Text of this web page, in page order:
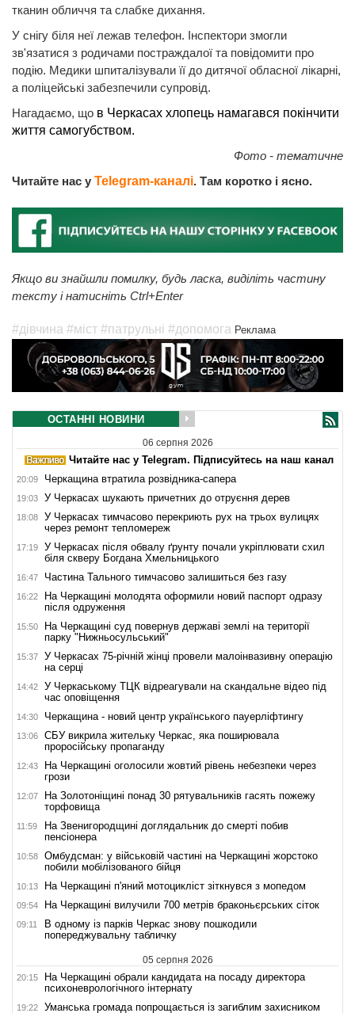
тканин обличчя та слабке дихання.
У снігу біля неї лежав телефон. Інспектори змогли
зв'язатися з родичами постраждалої та повідомити про
подію. Медики шпиталізували її до дитячої обласної лікарні,
а поліцейські забезпечили супровід.
Нагадаємо, що в Черкасах хлопець намагався покінчити
життя самогубством.
Фото - тематичне
Читайте нас у Telegram-каналі. Там коротко і ясно.
Якщо ви знайшли помилку, будь ласка, виділіть частину
тексту і натисніть Ctrl+Enter
#дівчина #міст #патрульні #допомога Реклама
ОСТАННІ НОВИНИ
06 серпня 2026
Читайте нас у Telegram. Підписуйтесь на наш канал
20:09 Черкащина втратила розвідника-сапера
19:03 У Черкасах шукають причетних до отруєння дерев
18:08
У Черкасах тимчасово перекриють рух на трьох вулицях
через ремонт тепломереж
17:19
У Черкасах після обвалу ґрунту почали укріплювати схил
біля скверу Богдана Хмельницького
16:47 Частина Тального тимчасово залишиться без газу
16:22
На Черкащині молодята оформили новий паспорт одразу
після одруження
15:50
На Черкащині суд повернув державі землі на території
парку "Нижньосульський"
15:37
У Черкасах 75-річній жінці провели малоінвазивну операцію
на серці
14:42
У Черкаському ТЦК відреагували на скандальне відео під
час оповіщення
14:30 Черкащина - новий центр українського пауерліфтингу
13:06
СБУ викрила жительку Черкас, яка поширювала
проросійську пропаганду
12:43
На Черкащині оголосили жовтий рівень небезпеки через
грози
12:07
На Золотоніщині понад 30 рятувальників гасять пожежу
торфовища
11:59
На Звенигородщині доглядальник до смерті побив
пенсіонера
10:58
Омбудсман: у військовій частині на Черкащині жорстоко
побили мобілізованого бійця
10:13 На Черкащині п'яний мотоцикліст зіткнувся з мопедом
09:54 На Черкащині вилучили 700 метрів браконьєрських сіток
09:11
В одному із парків Черкас знову пошкодили
попереджувальну табличку
05 серпня 2026
20:15
На Черкащині обрали кандидата на посаду директора
психоневрологічного інтернату
19:22 Уманська громада попрощається із загиблим захисником